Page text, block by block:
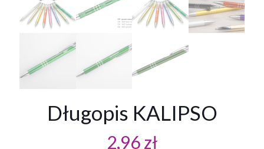
Długopis KALIPSO
2,96zł